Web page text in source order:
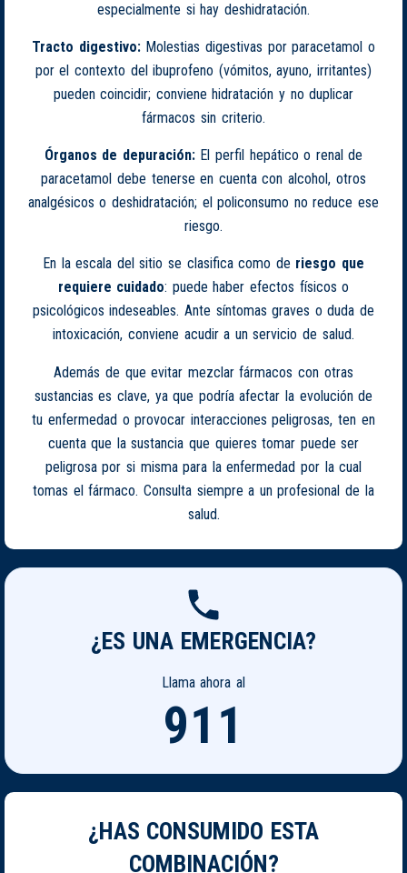
especialmente si hay deshidratación.
Tracto digestivo:Molestias digestivas por paracetamol o
por el contexto del ibuprofeno (vómitos, ayuno, irritantes)
pueden coincidir; conviene hidratación y no duplicar
fármacos sin criterio.
Órganos de depuración:El perfil hepático o renal de
paracetamol debe tenerse en cuenta con alcohol, otros
analgésicos o deshidratación; el policonsumo no reduce ese
riesgo.
En la escala del sitio se clasifica como de riesgo que
requiere cuidado: puede haber efectos físicos o
psicológicos indeseables. Ante síntomas graves o duda de
intoxicación, conviene acudir a un servicio de salud.
Además de que evitar mezclar fármacos con otras
sustancias es clave, ya que podría afectar la evolución de
tu enfermedad o provocar interacciones peligrosas, ten en
cuenta que la sustancia que quieres tomar puede ser
peligrosa por si misma para la enfermedad por la cual
tomas el fármaco. Consulta siempre a un profesional de la
salud.
¿ES UNA EMERGENCIA?
Llama ahora al
911
¿HAS CONSUMIDO ESTA
COMBINACIÓN?